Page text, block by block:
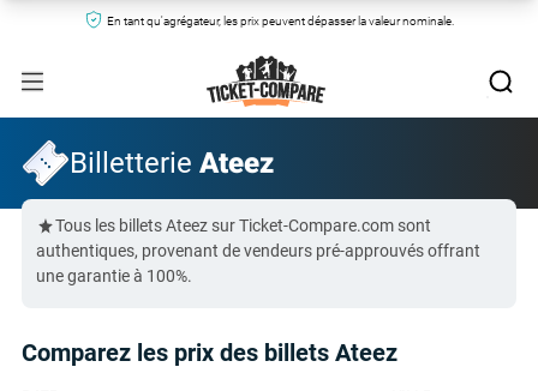
En tant qu'agrégateur, les prix peuvent dépasser la valeur nominale.
Billetterie Ateez
Tous les billets Ateez sur Ticket-Compare.com sont
authentiques, provenant de vendeurs pré-approuvés offrant
une garantie à 100%.
Comparez les prix des billets Ateez